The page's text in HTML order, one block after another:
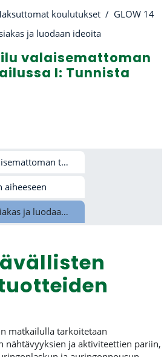
koulutukset
GLOW 14
ja luodaan ideoita
valaisemattoman
I: Tunnista
Palvelumuotoilu valaisemattoman taivaan matkailussa I
Tunnistetaan oma asiakas ja luodaan ideoita
matkailulla tarkoitetaan
nähtävyyksien ja aktiviteettien pariin,